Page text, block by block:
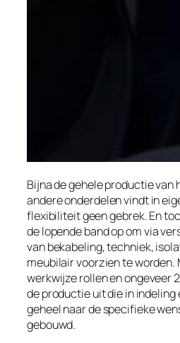
Bijna de gehele productie van
andere onderdelen vindt in
flexibiliteit geen gebrek. En
de lopende band op om via
van bekabeling, techniek,
meubilair voorzien te
werkwijze rollen en ongeveer
de productie uit die in
geheel naar de specifieke
gebouwd.